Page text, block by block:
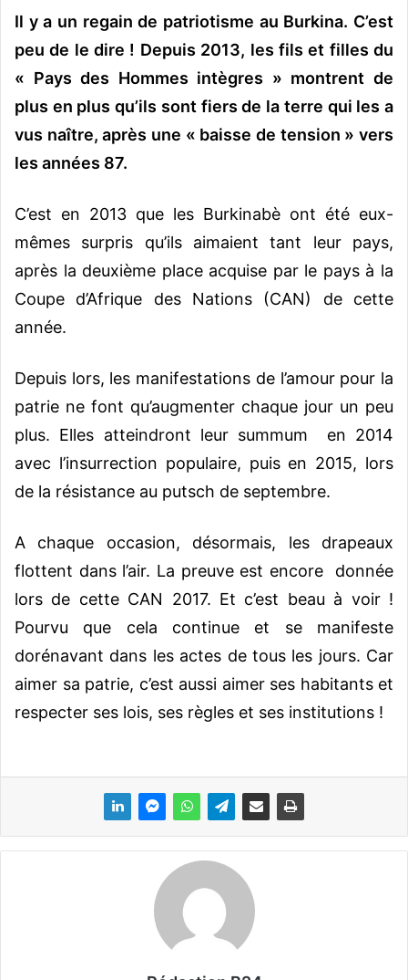
e
l
Il y a un regain de patriotisme au Burkina. C’est
peu de le dire ! Depuis 2013, les fils et filles du
« Pays des Hommes intègres » montrent de
plus en plus qu’ils sont fiers de la terre qui les a
vus naître, après une « baisse de tension » vers
les années 87.
C’est en 2013 que les Burkinabè ont été eux-
mêmes surpris qu’ils aimaient tant leur pays,
après la deuxième place acquise par le pays à la
Coupe d’Afrique des Nations (CAN) de cette
année.
Depuis lors, les manifestations de l’amour pour la
patrie ne font qu’augmenter chaque jour un peu
plus. Elles atteindront leur summum en 2014
avec l’insurrection populaire, puis en 2015, lors
de la résistance au putsch de septembre.
A chaque occasion, désormais, les drapeaux
flottent dans l’air. La preuve est encore donnée
lors de cette CAN 2017. Et c’est beau à voir !
Pourvu que cela continue et se manifeste
dorénavant dans les actes de tous les jours. Car
aimer sa patrie, c’est aussi aimer ses habitants et
respecter ses lois, ses règles et ses institutions !